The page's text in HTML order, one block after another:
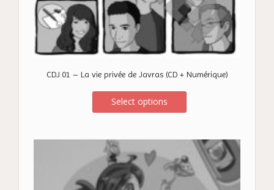
CDJ.01 – La vie privée de Javras (CD + Numérique)
Select options